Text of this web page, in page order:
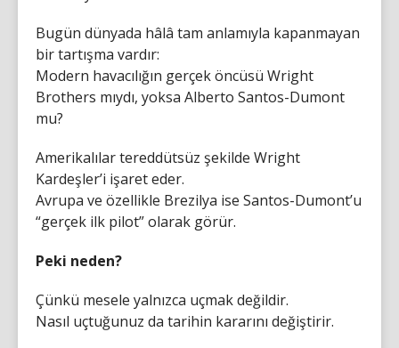
Bugün dünyada hâlâ tam anlamıyla kapanmayan
bir tartışma vardır:
Modern havacılığın gerçek öncüsü Wright
Brothers mıydı, yoksa Alberto Santos-Dumont
mu?
Amerikalılar tereddütsüz şekilde Wright
Kardeşler’i işaret eder.
Avrupa ve özellikle Brezilya ise Santos-Dumont’u
“gerçek ilk pilot” olarak görür.
Peki neden?
Çünkü mesele yalnızca uçmak değildir.
Nasıl uçtuğunuz da tarihin kararını değiştirir.